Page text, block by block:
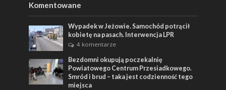
Komentowane
Wypadek w Jeżowie. Samochód potrącił
kobietę na pasach. Interwencja LPR
4 komentarze
Bezdomni okupują poczekalnię
Powiatowego Centrum Przesiadkowego.
Smród i brud – taka jest codzienność tego
miejsca